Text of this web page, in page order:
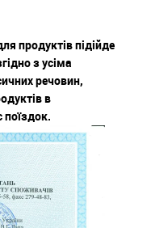
продуктів підійде
з усіма
речовин,
в
поїздок.